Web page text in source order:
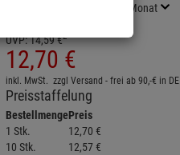
/ Monat
UVP:14,59€2
12,70 €
inkl. MwSt. zzgl Versand - frei ab 90,-€ in DE
Preisstaffelung
BestellmengePreis
1 Stk.
12,70 €
10 Stk.
12,57€